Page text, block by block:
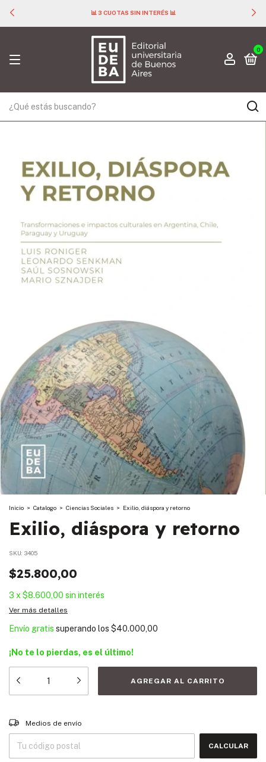
📊 3 CUOTAS SIN INTERÉS 📊
0
Inicio > Catalogo > Ciencias Sociales > Exilio, diáspora y retorno
Exilio, diáspora y retorno
SKU: 3405
$25.800,00
3 x $8.600,00 sin interés
Ver más detalles
Envío gratis superando los $40.000,00
¡No te lo pierdas, es el último!
Entregas para el CP:
Medios de envío
CALCULAR